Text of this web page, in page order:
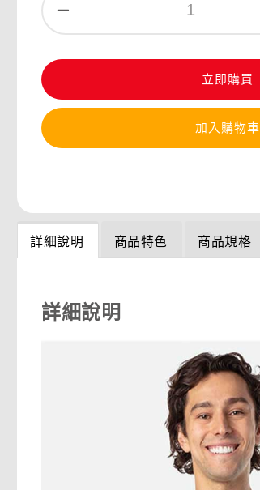
立即購買
加入購物車
詳細說明 商品特色 商品規格
詳細說明